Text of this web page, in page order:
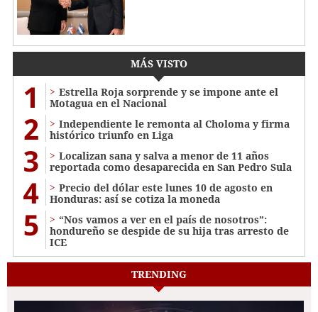
MÁS VISTO
1
Estrella Roja sorprende y se impone ante el
Motagua en el Nacional
2
Independiente le remonta al Choloma y firma
histórico triunfo en Liga
3
Localizan sana y salva a menor de 11 años
reportada como desaparecida en San Pedro Sula
4
Precio del dólar este lunes 10 de agosto en
Honduras: así se cotiza la moneda
5
“Nos vamos a ver en el país de nosotros”:
hondureño se despide de su hija tras arresto de
ICE
TRENDING